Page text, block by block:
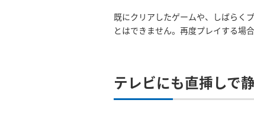
既にクリアしたゲームや、しばらく
とはできません。再度プレイする場
テレビにも直挿しで